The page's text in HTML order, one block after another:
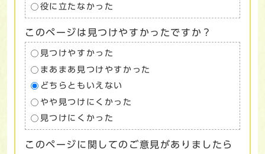
役に立たなかった
このページは見つけやすかったですか？
見つけやすかった
まあまあ見つけやすかった
どちらともいえない
やや見つけにくかった
見つけにくかった
このページに関してのご意見がありましたら